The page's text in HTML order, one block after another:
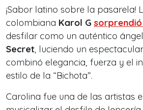
¡Sabor latino sobre la pasarela!
colombiana Karol G
desfilar como un auténtico
Secret, luciendo un
combinó elegancia, fuerza y el
estilo de la “Bichota”.
Carolina fue una de las artistas